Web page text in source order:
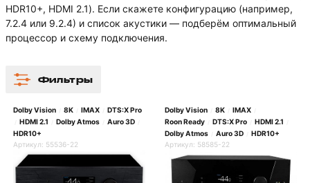
HDR10+, HDMI 2.1). Если скажете конфигурацию (например,
7.2.4 или 9.2.4) и список акустики — подберём оптимальный
процессор и схему подключения.
Фильтры
Dolby Vision 8K IMAX DTS:X Pro
HDMI 2.1 Dolby Atmos Auro 3D
HDR10+
Артикул: 55536-22
Dolby Vision 8K IMAX
Roon Ready DTS:X Pro HDMI 2.1
Dolby Atmos Auro 3D
HDR10+
Артикул: 58585-22